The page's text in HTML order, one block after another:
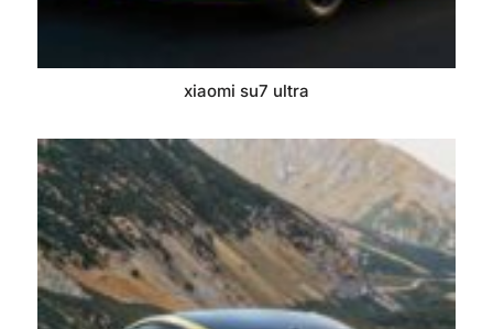
xiaomi su7 ultra